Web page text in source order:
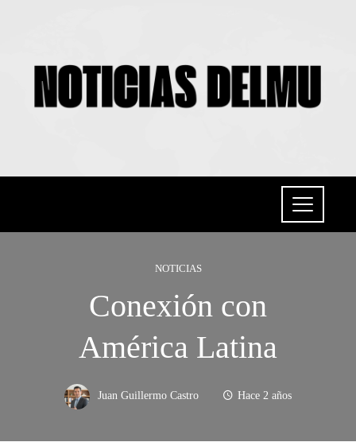
NOTICIAS
Conexión con
América Latina
Juan Guillermo Castro Hace 2 años